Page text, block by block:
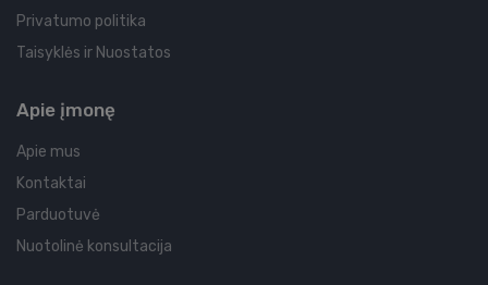
Privatumo politika
Taisyklės ir Nuostatos
Apie įmonę
Apie mus
Kontaktai
Parduotuvė
Nuotolinė konsultacija